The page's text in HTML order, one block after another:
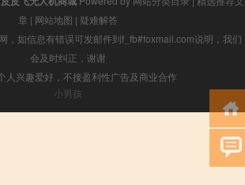
章 | 网站地图 | 疑难解答
，如信息有错误可发邮件到f_fb#foxmail.com说明，我们
会及时纠正，谢谢
人兴趣爱好，不接盈利性广告及商业合作
小男孩